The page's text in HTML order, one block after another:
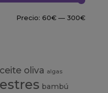
Precio
Precio
Precio: 60€ — 300€
oliva algas
bambú